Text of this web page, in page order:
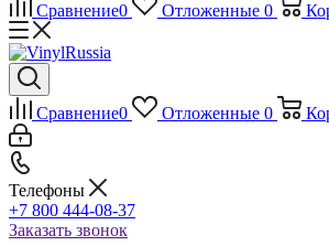
Сравнение0 Отложенные 0
Сравнение0 Отложенные 0
Телефоны
+7 800 444-08-37
Заказать звонок